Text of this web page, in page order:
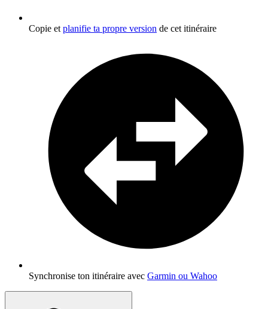
Copie et planifie ta propre version de cet itinéraire
Synchronise ton itinéraire avec Garmin ou Wahoo